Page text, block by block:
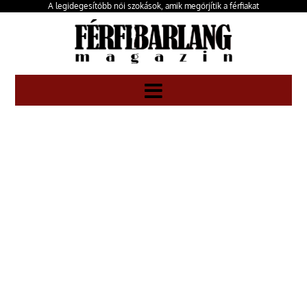
A legidegesítőbb női szokások, amik megőrjítik a férfiakat